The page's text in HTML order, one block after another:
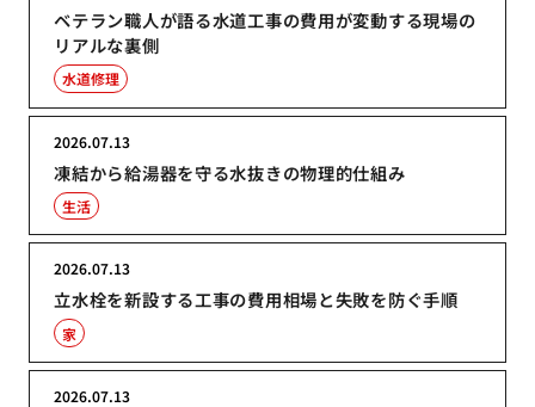
ベテラン職人が語る水道工事の費用が変動する現場の
リアルな裏側
水道修理
凍結から給湯器を守る水抜きの物理的仕組み
2026.07.13
生活
立水栓を新設する工事の費用相場と失敗を防ぐ手順
2026.07.13
家
2026.07.13